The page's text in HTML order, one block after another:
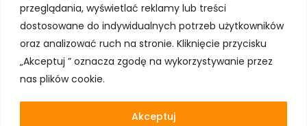
przeglądania, wyświetlać reklamy lub treści
dostosowane do indywidualnych potrzeb użytkowników
oraz analizować ruch na stronie. Kliknięcie przycisku
„Akceptuj ” oznacza zgodę na wykorzystywanie przez
nas plików cookie.
Akceptuj
Kontakt do Biura Zarządu
Kontakt do władz
Kontakt do oddziałów i sekcji
Kontakt do jednostek gospodarczych